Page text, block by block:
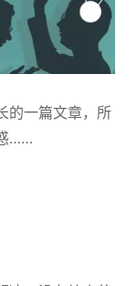
的一篇文章，所
……